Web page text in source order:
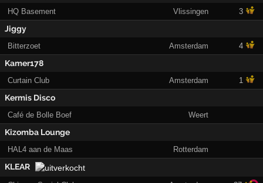
HQ Basement Vlissingen 3
Jiggy
Bitterzoet Amsterdam 4
Kamer178
Curtain Club Amsterdam 1
Kermis Disco
Café de Bolle Boef Weert
Kizomba Lounge
HAL4 aan de Maas Rotterdam
KLEAR